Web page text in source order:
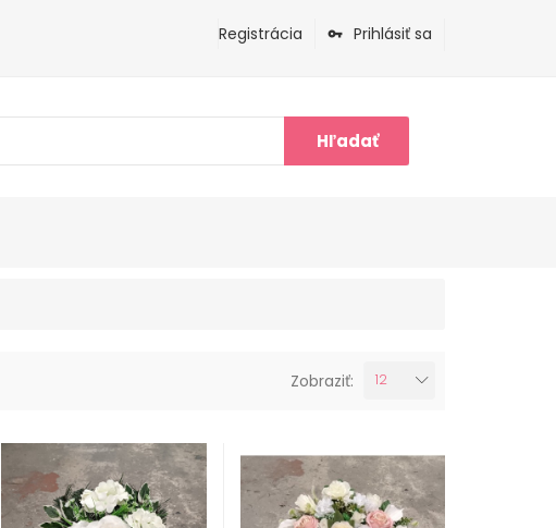
Registrácia Prihlásiť sa
Hľadať
Zobraziť: 12